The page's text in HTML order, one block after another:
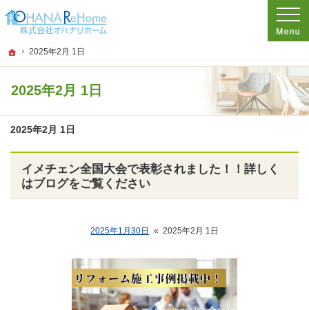
ホーム
2025年2月 1日
2025年2月 1日
プロの目線からご提案。神奈川県茅ケ崎市のリフォームを手がける工務店なら当社
リフォームをお考えなら神奈川県茅ケ崎市の工務店【オハナリホーム】へ！
2025年2月 1日
イメチェン全国大会で表彰されました！！詳しく
はブログをご覧ください
2025年1月30日 « 2025年2月 1日